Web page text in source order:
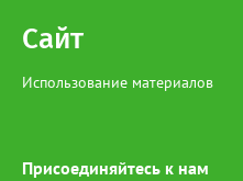
виде лишения свободы на
Сайт
Использование материалов
Присоединяйтесь к нам